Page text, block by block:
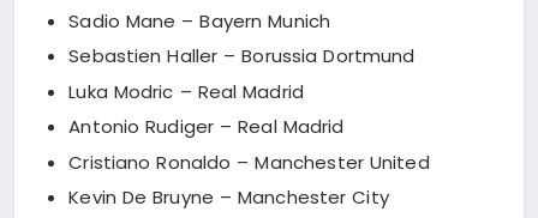
Sadio Mane – Bayern Munich
Sebastien Haller – Borussia Dortmund
Luka Modric – Real Madrid
Antonio Rudiger – Real Madrid
Cristiano Ronaldo – Manchester United
Kevin De Bruyne – Manchester City